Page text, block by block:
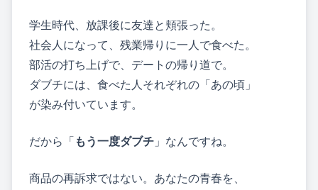
学生時代、放課後に友達と頬張った。
社会人になって、残業帰りに一人で食べた。
部活の打ち上げで、デートの帰り道で。
ダブチには、食べた人それぞれの「あの頃」
が染み付いています。
だから「 もう一度ダブチ 」なんですね。
商品の再訴求ではない。あなたの青春を、